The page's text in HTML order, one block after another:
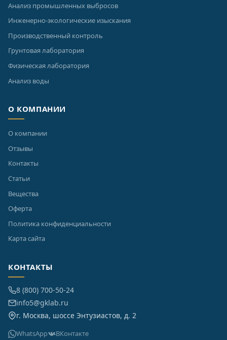
Анализ промышленных выбросов
Инженерно-экологические изыскания
Производственный контроль
Грунтовая лаборатория
Физическая лаборатория
Анализ воды
О КОМПАНИИ
О компании
Отзывы
Контакты
Статьи
Вещества
Оферта
Политика конфиденциальности
Карта сайта
КОНТАКТЫ
8 (800) 700-50-24
info5@gklab.ru
г. Москва, шоссе Энтузиастов, д. 2
WhatsApp ВКонтакте